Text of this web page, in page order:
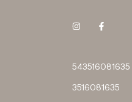
543516081635
3516081635